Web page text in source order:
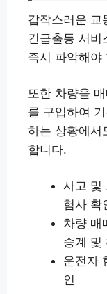
갑작스러운 교
긴급출동 서비
즉시 파악해야
또한 차량을
를 구입하여
하는 상황에서
합니다.
사고 및
험사 확
차량 매
승계 및
운전자
인